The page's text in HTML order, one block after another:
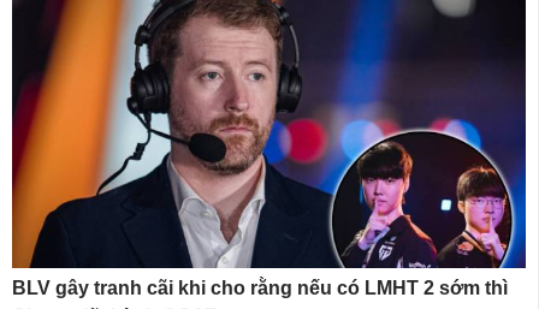
BLV gây tranh cãi khi cho rằng nếu có LMHT 2 sớm thì